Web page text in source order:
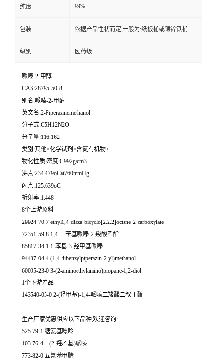
纯度 99%
包装 依据产品性状而定,一般为:纸板桶或镀锌铁桶
级别 医药级
哌嗪-2-甲醇
CAS:28795-50-8
别名:哌嗪-2-甲醇
英文名:2-Piperazinemethanol
分子式:C5H12N2O
分子量:116.162
类别:其他>化学试剂>含氮有机物>
物化性质:密度:0.992g/cm3
沸点:234.479oCat760mmHg
闪点:125.639oC
折射率:1.448
8个上游原料
29924-70-7 ethyl1,4-diaza-bicyclo[2.2.2]octane-2-carboxylate
72351-59-8 1,4-二苄基哌嗪-2-羧酸乙酯
85817-34-1 1-苯基-3-羟甲基哌嗪
94437-04-4 (1,4-dibenzylpiperazin-2-yl)methanol
60095-23-0 3-(2-aminoethylamino)propane-1,2-diol
1个下游产品
143540-05-0 2-(羟甲基)-1,4-哌嗪二羧酸二叔丁酯
生产厂家优惠供应以下品种,欢迎咨询:
525-79-1 糖氨基嘌呤
103-76-4 1-(2-羟乙基)哌嗪
773-82-0 五氟苯甲腈